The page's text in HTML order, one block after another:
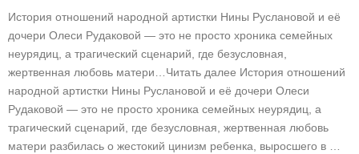
История отношений народной артистки Нины Руслановой и её
дочери Олеси Рудаковой — это не просто хроника семейных
неурядиц, а трагический сценарий, где безусловная,
жертвенная любовь матери…Читать далее История отношений
народной артистки Нины Руслановой и её дочери Олеси
Рудаковой — это не просто хроника семейных неурядиц, а
трагический сценарий, где безусловная, жертвенная любовь
матери разбилась о жестокий цинизм ребенка, выросшего в …